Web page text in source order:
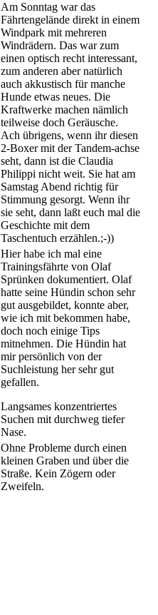
Am Sonntag war das
Fährtengelände direkt in einem
Windpark mit mehreren
Windrädern. Das war zum
einen optisch recht interessant,
zum anderen aber natürlich
auch akkustisch für manche
Hunde etwas neues. Die
Kraftwerke machen nämlich
teilweise doch Geräusche.
Ach übrigens, wenn ihr diesen
2-Boxer mit der Tandem-achse
seht, dann ist die Claudia
Philippi nicht weit. Sie hat am
Samstag Abend richtig für
Stimmung gesorgt. Wenn ihr
sie seht, dann laßt euch mal die
Geschichte mit dem
Taschentuch erzählen.;-))
Hier habe ich mal eine
Trainingsfährte von Olaf
Sprünken dokumentiert. Olaf
hatte seine Hündin schon sehr
gut ausgebildet, konnte aber,
wie ich mit bekommen habe,
doch noch einige Tips
mitnehmen. Die Hündin hat
mir persönlich von der
Suchleistung her sehr gut
gefallen.
Langsames konzentriertes
Suchen mit durchweg tiefer
Nase.
Ohne Probleme durch einen
kleinen Graben und über die
Straße. Kein Zögern oder
Zweifeln.